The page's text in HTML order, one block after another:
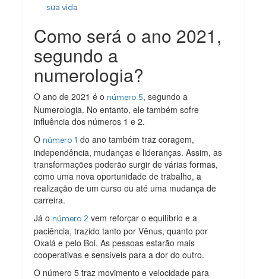
sua vida
Como será o ano 2021,
segundo a
numerologia?
O ano de 2021 é onúmero 5, segundo a
Numerologia. No entanto, ele também sofre
influência dos números 1 e 2.
Onúmero 1 do ano também traz coragem,
independência, mudanças e lideranças. Assim, as
transformações poderão surgir de várias formas,
como uma nova oportunidade de trabalho, a
realização de um curso ou até uma mudança de
carreira.
Já onúmero 2 vem reforçar o equilíbrio e a
paciência, trazido tanto por Vênus, quanto por
Oxalá e pelo Boi. As pessoas estarão mais
cooperativas e sensíveis para a dor do outro.
O número 5 traz movimento e velocidade para